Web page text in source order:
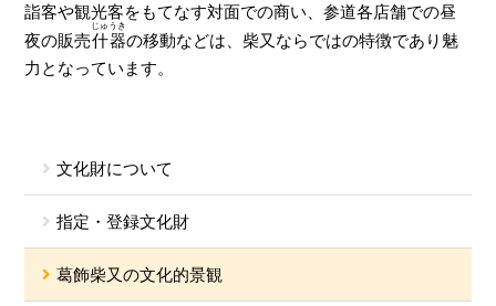
文化財について
指定・登録文化財
葛飾柴又の文化的景観
詣客や観光客をもてなす対面での商い、参道各店舗での昼
夜の販売什器
じゅうき
の移動などは、柴又ならではの特徴であり魅
力となっています。